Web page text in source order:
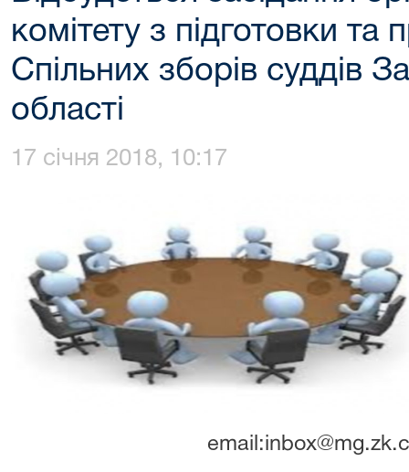
комітету з підготовки та
Спільних зборів суддів
області
17 січня 2018, 10:17